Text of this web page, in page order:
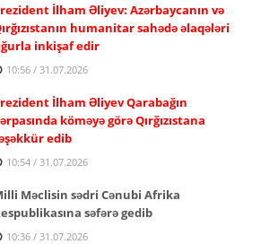
İlham Əliyev: Azərbaycanın və
humanitar sahədə əlaqələri
inkişaf edir
10:56 / 31.07.2026
İlham Əliyev Qarabağın
köməyə görə Qırğızıstana
edib
10:54 / 31.07.2026
Məclisin sədri Cənubi Afrika
səfərə gedib
10:36 / 31.07.2026